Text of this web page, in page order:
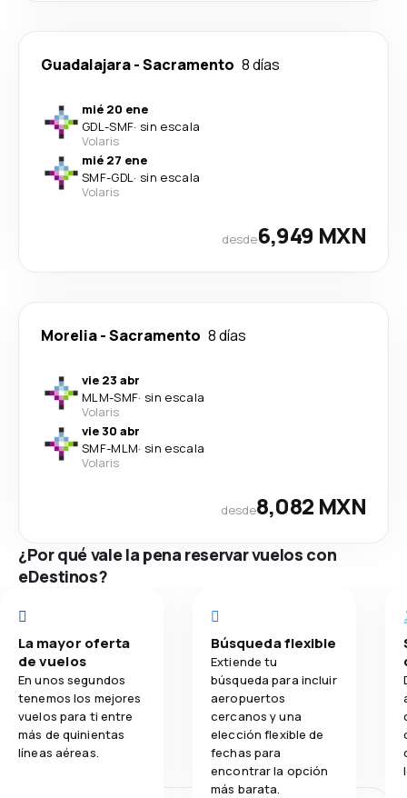
Guadalajara-Sacramento 8 días
mié 20 ene
GDL-SMF· sin escala
Volaris
mié 27 ene
SMF-GDL· sin escala
Volaris
desde6,949 MXN
Morelia-Sacramento 8 días
vie 23 abr
MLM-SMF· sin escala
Volaris
vie 30 abr
SMF-MLM· sin escala
Volaris
desde8,082 MXN
¿Por qué vale la pena reservar vuelos con
eDestinos?
La mayor oferta
de vuelos
En unos segundos
tenemos los mejores
vuelos para ti entre
más de quinientas
líneas aéreas.
Búsqueda flexible
Extiende tu
búsqueda para incluir
aeropuertos
cercanos y una
elección flexible de
fechas para
encontrar la opción
más barata.